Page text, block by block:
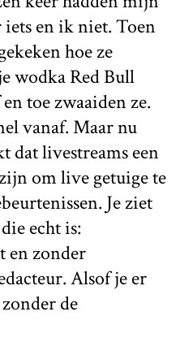
en ik niet. Toen
hoe ze
wodka Red Bull
toe zwaaiden ze.
vanaf. Maar nu
dat livestreams een
om live getuige te
Je ziet
echt is:
en zonder
Alsof je er
de